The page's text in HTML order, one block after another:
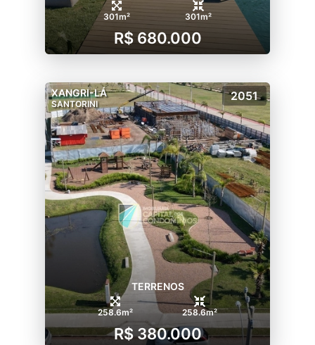
301m² 301m²
R$ 680.000
XANGRI-LÁ
SANTORINI
2051
TERRENOS
258.6m² 258.6m²
R$ 380.000